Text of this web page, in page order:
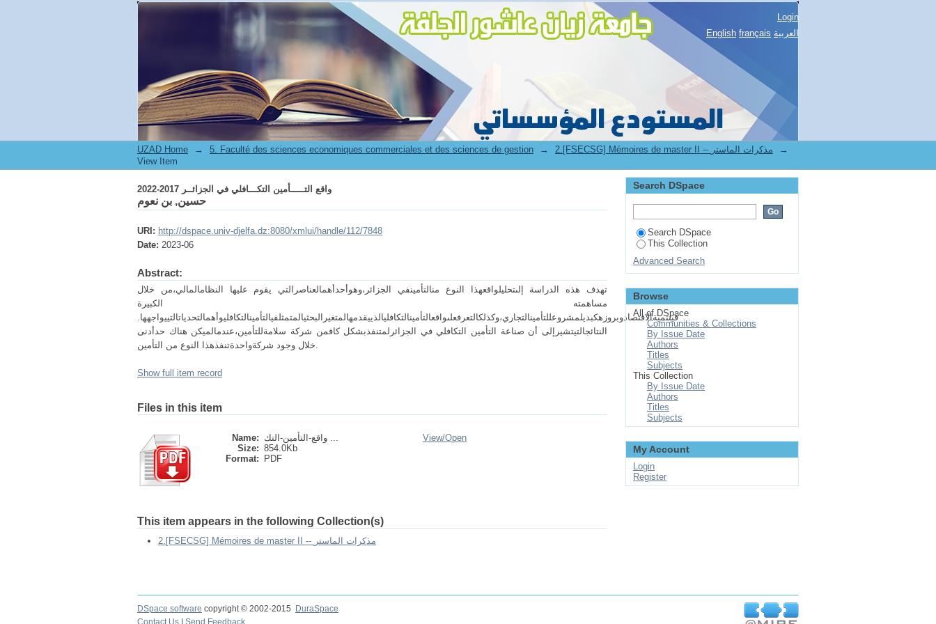
واقع التـــــأمين التكـــافلي في الجزائــر 2017-2022
Login
English français العربية
UZAD Home → 5. Faculté des sciences economiques commerciales et des sciences de gestion → 2.[FSECSG] Mémoires de master II -- مذكرات الماستر
→
View Item
واقع التـــــأمين التكـــافلي في الجزائــر 2017-2022
حسين, بن نعوم
URI: http://dspace.univ-djelfa.dz:8080/xmlui/handle/112/7848
Date: 2023-06
Abstract:
تهدف هذه الدراسة إلىتحليلواقعهذا النوع منالتأمينفي الجزائر،وهوأحدأهمالعناصرالتي يقوم عليها النظامالمالي،من خلال
مساهمته الكبيرة
فيتنميةالاقتصادوبروزهكبديلمشروعللتأمينالتجاري،وكذلكالتعرفعلىواقعالتأمينالتكافليالذييقدمهالمتغيرالبحثيالمتمثلفيالتأمينالتكافليوأهمالتحدياتالتييواجهها.
النتائجالتيتشيرإلى أن صناعة التأمين التكافلي في الجزائرلمتنفذبشكل كافمن شركة سلامةللتأمين،عندمالميكن هناك حدأدنى
خلال وجود شركةواحدةتنفذهذا النوع من التأمين.
Show full item record
Files in this item
Name:
واقع-التأمين-التك ...
Size: 854.0Kb
Format:
PDF
View/Open
This item appears in the following Collection(s)
2.[FSECSG] Mémoires de master II -- مذكرات الماستر
Search DSpace
Search DSpace
This Collection
Advanced Search
Browse
All of DSpace
Communities & Collections
By Issue Date
Authors
Titles
Subjects
This Collection
By Issue Date
Authors
Titles
Subjects
My Account
Login
Register
DSpace software copyright © 2002-2015
DuraSpace
Contact Us
Send Feedback